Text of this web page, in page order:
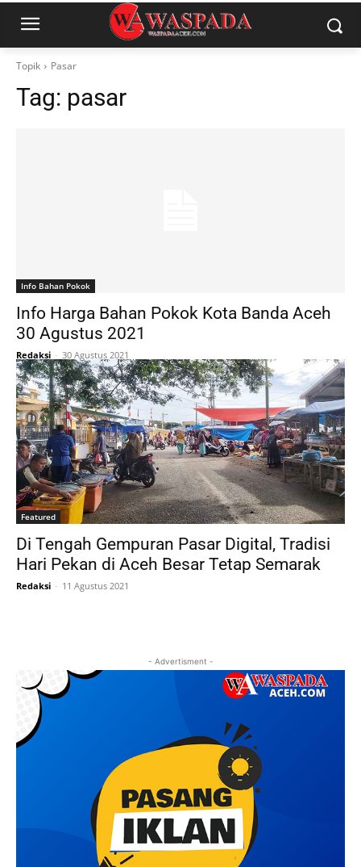
Topik Pasar
Tag: pasar
Info Bahan Pokok
Info Harga Bahan Pokok Kota Banda Aceh
30 Agustus 2021
Redaksi - 30 Agustus 2021
Featured
Di Tengah Gempuran Pasar Digital, Tradisi
Hari Pekan di Aceh Besar Tetap Semarak
Redaksi - 11 Agustus 2021
- Advertisment -